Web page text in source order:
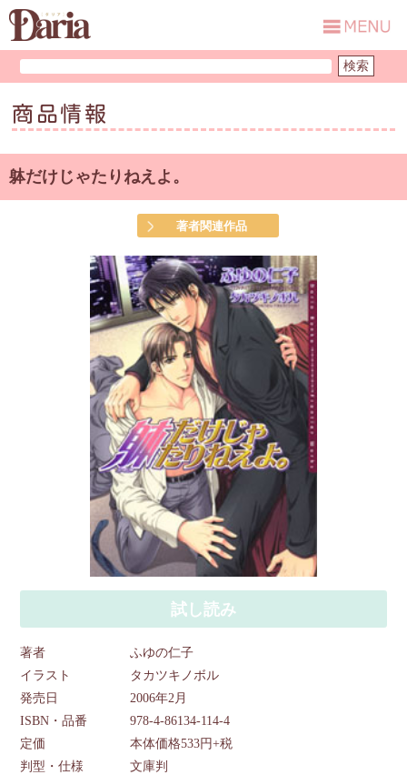
商品情報
躰だけじゃたりねえよ。
著者関連作品
試し読み
著者
ふゆの仁子
イラスト
タカツキノボル
発売日
2006年2月
ISBN・品番
978-4-86134-114-4
定価
本体価格533円+税
判型・仕様
文庫判